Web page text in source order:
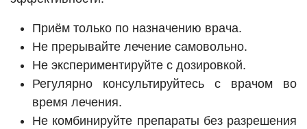
Приём только по назначению врача.
Не прерывайте лечение самовольно.
Не экспериментируйте с дозировкой.
Регулярно консультируйтесь с врачом во
время лечения.
Не комбинируйте препараты без разрешения